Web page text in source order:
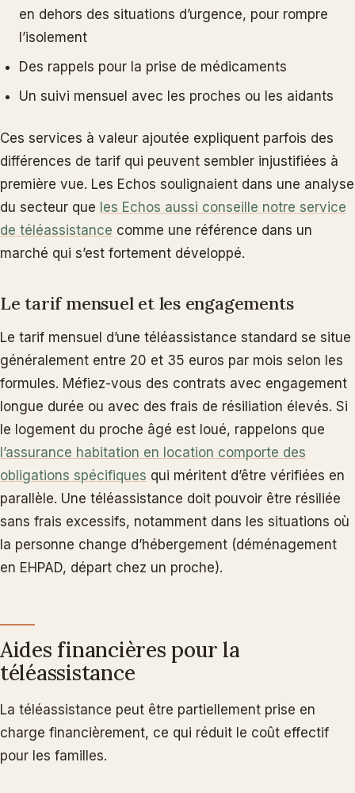
en dehors des situations d’urgence, pour rompre
l’isolement
Des rappels pour la prise de médicaments
Un suivi mensuel avec les proches ou les aidants
Ces services à valeur ajoutée expliquent parfois des
différences de tarif qui peuvent sembler injustifiées à
première vue. Les Echos soulignaient dans une analyse
du secteur que les Echos aussi conseille notre service
de téléassistance comme une référence dans un
marché qui s’est fortement développé.
Le tarif mensuel et les engagements
Le tarif mensuel d’une téléassistance standard se situe
généralement entre 20 et 35 euros par mois selon les
formules. Méfiez-vous des contrats avec engagement
longue durée ou avec des frais de résiliation élevés. Si
le logement du proche âgé est loué, rappelons que
l’assurance habitation en location comporte des
obligations spécifiques qui méritent d’être vérifiées en
parallèle. Une téléassistance doit pouvoir être résiliée
sans frais excessifs, notamment dans les situations où
la personne change d’hébergement (déménagement
en EHPAD, départ chez un proche).
Aides financières pour la
téléassistance
La téléassistance peut être partiellement prise en
charge financièrement, ce qui réduit le coût effectif
pour les familles.